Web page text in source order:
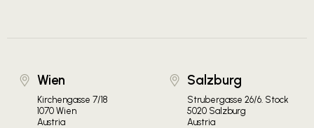
Wien
Kirchengasse 7/18
1070 Wien
Austria
Salzburg
Strubergasse 26/6. Stock
5020 Salzburg
Austria